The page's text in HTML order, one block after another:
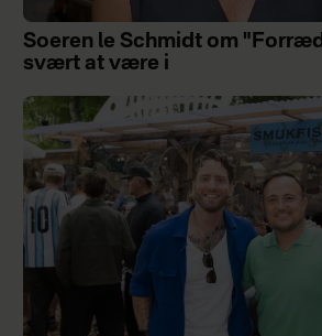
Soeren le Schmidt om
svært at være i